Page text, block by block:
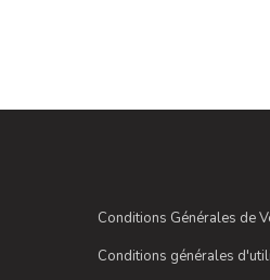
Conditions Générales de
Conditions générales